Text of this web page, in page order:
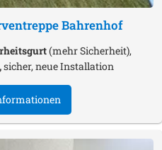
Bahrenhof
(mehr Sicherheit),
sicher, neue Installation